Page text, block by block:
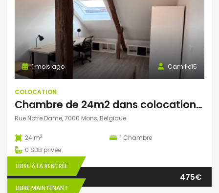
Camille15
1 mois ago
COLOCATION
Chambre de 24m2 dans colocation au cœur de Mons
Rue Notre Dame, 7000 Mons, Belgique
24 m2 1 Chambre
0 SDB privée
LIBRE À LA RENTRÉE
LIBRE MAINTENANT
475€